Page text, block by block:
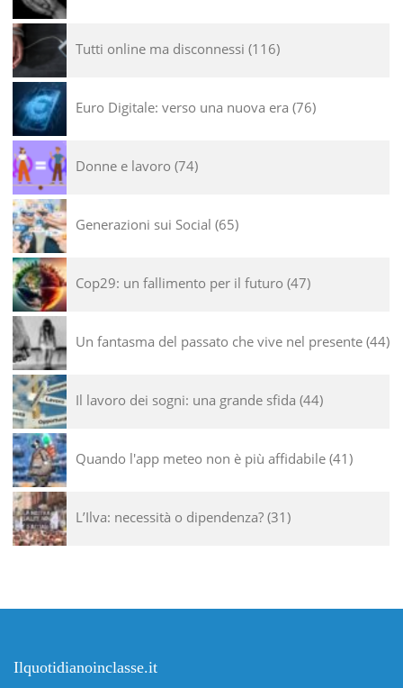
Tutti online ma disconnessi 116
Euro Digitale: verso una nuova era 76
Donne e lavoro 74
Generazioni sui Social 65
Cop29: un fallimento per il futuro 47
Un fantasma del passato che vive nel presente 44
Il lavoro dei sogni: una grande sfida 44
Quando l'app meteo non è più affidabile 41
L’Ilva: necessità o dipendenza? 31
Ilquotidianoinclasse.it